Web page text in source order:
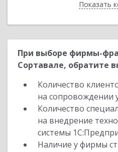
Показать
При выборе фирмы-
Сортавале, обратите
Количество
на сопровождении
Количество
на внедрение
системы
Наличие у фирмы